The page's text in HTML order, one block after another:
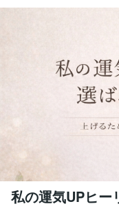
私の運気UPヒー